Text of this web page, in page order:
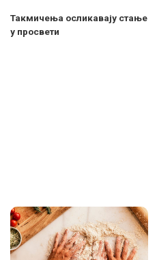
Такмичења осликавају стање
у просвети